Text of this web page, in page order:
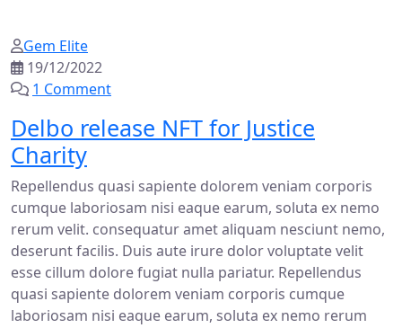
Gem Elite
19/12/2022
1 Comment
Delbo release NFT for Justice
Charity
Repellendus quasi sapiente dolorem veniam corporis
cumque laboriosam nisi eaque earum, soluta ex nemo
rerum velit. consequatur amet aliquam nesciunt nemo,
deserunt facilis. Duis aute irure dolor voluptate velit
esse cillum dolore fugiat nulla pariatur. Repellendus
quasi sapiente dolorem veniam corporis cumque
laboriosam nisi eaque earum, soluta ex nemo rerum